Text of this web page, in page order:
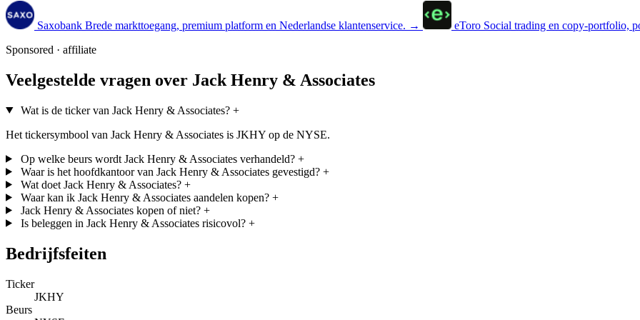
Saxobank Brede markttoegang, premium platform en Nederlandse klantenservice. → eToro Social trading en copy-portfolio,
Sponsored · affiliate
Veelgestelde vragen over Jack Henry & Associates
Wat is de ticker van Jack Henry & Associates? +
Het tickersymbool van Jack Henry & Associates is JKHY op de NYSE.
Op welke beurs wordt Jack Henry & Associates verhandeld? +
Waar is het hoofdkantoor van Jack Henry & Associates gevestigd? +
Wat doet Jack Henry & Associates? +
Waar kan ik Jack Henry & Associates aandelen kopen? +
Jack Henry & Associates kopen of niet? +
Is beleggen in Jack Henry & Associates risicovol? +
Bedrijfsfeiten
Ticker
JKHY
Beurs